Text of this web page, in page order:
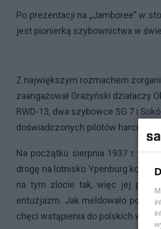
Po prezentacji na „Jamboree” w
jest pionierką szybownictwa w
Z największym rozmachem
zaangażował Grażyński działaczy
RWD-13, dwa szybowce SG 7 i
doświadczonych pilotów harcerzy.
Na początku sierpnia 1937 r.
drogę na lotnisko Ypenburg koło
na tym zlocie tak, więc jej
entuzjazm. Jak meldowało po
chęci wstąpienia do polskich